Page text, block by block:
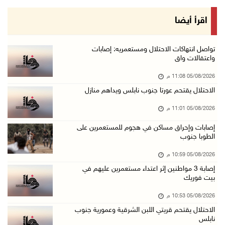
الرئيس يقلد عائلة القائد الوطني الراحل أحمد ع ...
باسم الرئيس: وزير الداخلية يمنح العميد جيسون ...
الاحتلال يقتحم كفر مالك ودير جرير ومستعمرون ي ...
"التربية" تخرج الفوج الأول من مدربي المعلمين ...
05/آب/2026 06:44 م
الهلال الأحمر: 8 إصابات إثر اعتداء الاحتلال ...
مخطط استعماري جديد في "جيلو" يهدد بعزل القدس ...
05/آب/2026 06:10 م
اقرأ أيضا
تواصل انتهاكات الاحتلال ومستعمريه: إصابات
واعتقالات واق
05/08/2026 11:08 م
الاحتلال يقتحم عورتا جنوب نابلس ويداهم منازل
05/08/2026 11:01 م
إصابات وإحراق مساكن في هجوم للمستعمرين على
الطوبا جنوب
05/08/2026 10:59 م
إصابة 3 مواطنين إثر اعتداء مستعمرين عليهم في
بيت فوريك
05/08/2026 10:53 م
الاحتلال يقتحم قريتي اللبن الشرقية وعمورية جنوب
نابلس